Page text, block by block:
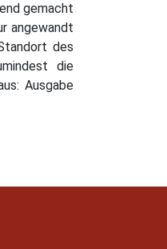
gemacht
angewandt
des
die
Ausgabe